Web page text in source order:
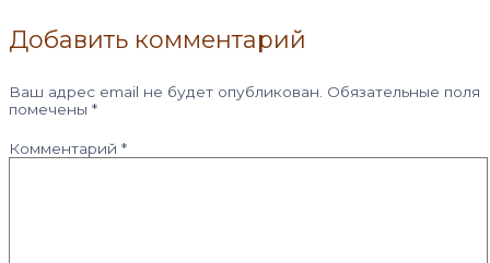
Добавить комментарий
Ваш адрес email не будет опубликован. Обязательные поля
помечены *
Комментарий *